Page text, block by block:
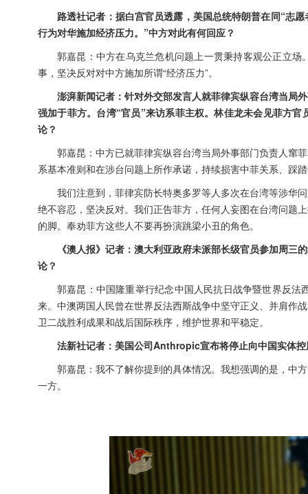
路透社记者：据白宫官员透露，美国总统特朗普在同“志
行为对华施加经济压力。”中方对此有何回应？
郭嘉昆：中方在乌克兰危机问题上一贯秉持客观公正立
事，坚决反对对中方施加所谓“经济压力”。
澎湃新闻记者：针对外交部发言人就菲律宾纵容台湾当局
强加于菲方。台湾“官员”来访系菲主权。林佳龙未会见菲方
论？
郭嘉昆：中方已就菲律宾纵容台湾当局外事部门负责人窜
系基本准则和在涉台问题上所作承诺，持续损害中菲关系、踩
我们注意到，菲律宾防长特奥多罗等人多次在台湾等涉华
绝不容忍，坚决反对。我们正告菲方，任何人妄图在台湾问题
的脚。奉劝菲方这些人不要再扮演跳梁小丑的角色。
《澳人报》记者：澳大利亚政府未派部长级官员参加周
论？
郭嘉昆：中国隆重举行纪念中国人民抗日战争暨世界反
来。中澳两国人民曾在世界反法西斯战争中坚守正义、并肩作
卫二战胜利成果和战后国际秩序，维护世界和平稳定。
法新社记者：美国公司Anthropic宣布将停止向中国实体
郭嘉昆：我不了解你提到的具体情况。我想强调的是，中
一方。